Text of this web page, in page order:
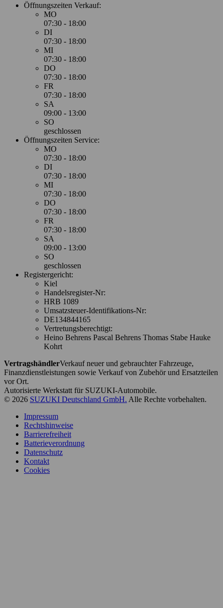
Öffnungszeiten Verkauf:
MO
07:30 - 18:00
DI
07:30 - 18:00
MI
07:30 - 18:00
DO
07:30 - 18:00
FR
07:30 - 18:00
SA
09:00 - 13:00
SO
geschlossen
Öffnungszeiten Service:
MO
07:30 - 18:00
DI
07:30 - 18:00
MI
07:30 - 18:00
DO
07:30 - 18:00
FR
07:30 - 18:00
SA
09:00 - 13:00
SO
geschlossen
Registergericht:
Kiel
Handelsregister-Nr:
HRB 1089
Umsatzsteuer-Identifikations-Nr:
DE134844165
Vertretungsberechtigt:
Heino Behrens Pascal Behrens Thomas Stabe Hauke
Kohrt
VertragshändlerVerkauf neuer und gebrauchter Fahrzeuge,
Finanzdienstleistungen sowie Verkauf von Zubehör und Ersatzteilen
vor Ort.
Autorisierte Werkstatt für SUZUKI-Automobile.
© 2026 SUZUKI Deutschland GmbH. Alle Rechte vorbehalten.
Impressum
Rechtshinweise
Barrierefreiheit
Batterieverordnung
Datenschutz
Kontakt
Cookies